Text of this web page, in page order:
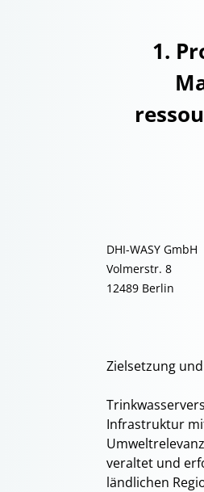
1.
DHI-WASY GmbH
Volmerstr. 8
12489 Berlin
Zielsetzung
Infrastruktur
veraltet und
ländlichen